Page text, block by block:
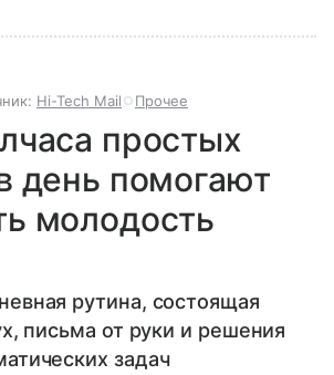
Hi-Tech Mail Прочее
простых
день помогают
молодость
рутина, состоящая
письма от руки и решения
задач